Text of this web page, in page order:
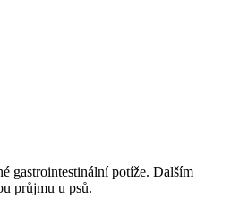
gastrointestinální potíže. Dalším
průjmu u psů.